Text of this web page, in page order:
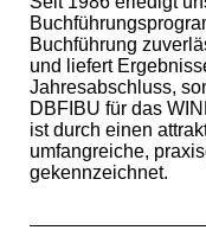
Buchführung
und liefert
Jahresabschluss,
DBFIBU für das
ist durch einen
umfangreiche,
gekennzeichnet.